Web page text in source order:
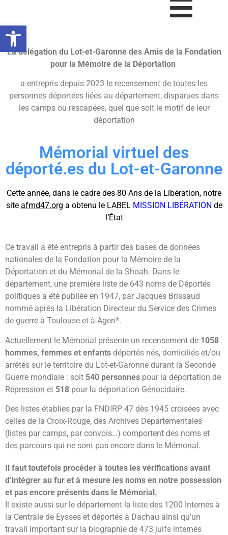
Ouvrir la barre d’outils
La délégation du Lot-et-Garonne des Amis de la Fondation
pour la Mémoire de la Déportation
a entrepris depuis 2023 le recensement de toutes les
personnes déportées liées au département, disparues dans
les camps ou rescapées, quel que soit le motif de leur
déportation
Mémorial virtuel des
déporté.es du Lot-et-Garonne
Cette année, dans le cadre des 80 Ans de la Libération, notre
site afmd47.org a obtenu le LABEL MISSION LIBÉRATION de
l’État
Ce travail a été entrepris à partir des bases de données
nationales de la Fondation pour la Mémoire de la
Déportation et du Mémorial de la Shoah. Dans le
département, une première liste de 643 noms de Déportés
politiques a été publiée en 1947, par Jacques Brissaud
nommé après la Libération Directeur du Service des Crimes
de guerre à Toulouse et à Agen*.
Actuellement le Mémorial présente un recensement de 1058
hommes, femmes et enfants déportés nés, domiciliés et/ou
arrêtés sur le territoire du Lot-et-Garonne durant la Seconde
Guerre mondiale : soit 540 personnes pour la déportation de
Répression et 518 pour la déportation Génocidaire.
Des listes établies par la FNDIRP 47 dès 1945 croisées avec
celles de la Croix-Rouge, des Archives Départementales
(listes par camps, par convois…) comportent des noms et
des parcours qui ne sont pas encore dans le Mémorial.
Il faut toutefois procéder à toutes les vérifications avant
d’intégrer au fur et à mesure les noms en notre possession
et pas encore présents dans le Mémorial.
Il existe aussi sur le département la liste des 1200 Internés à
la Centrale de Eysses et déportés à Dachau ainsi qu’un
travail important sur la biographie de 473 juifs internés